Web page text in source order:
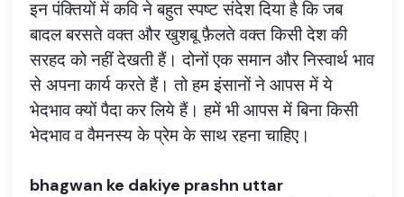
इन पंक्तियों में कवि ने बहुत स्पष्ट संदेश दिया है कि जब
बादल बरसते वक्त और खुशबू फ़ैलते वक्त किसी देश की
सरहद को नहीं देखती हैं। दोनों एक समान और निस्वार्थ भाव
से अपना कार्य करते हैं। तो हम इंसानों ने आपस में ये
भेदभाव क्यों पैदा कर लिये हैं। हमें भी आपस में बिना किसी
भेदभाव व वैमनस्य के प्रेम के साथ रहना चाहिए।
bhagwan ke dakiye prashn uttar